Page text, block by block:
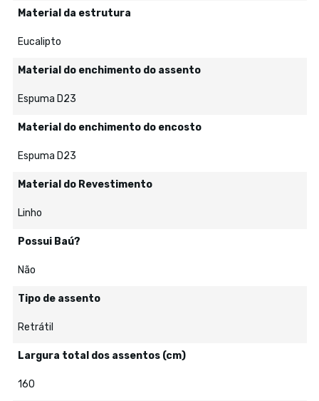
Material da estrutura
Eucalipto
Material do enchimento do assento
Espuma D23
Material do enchimento do encosto
Espuma D23
Material do Revestimento
Linho
Possui Baú?
Não
Tipo de assento
Retrátil
Largura total dos assentos (cm)
160